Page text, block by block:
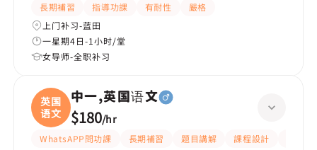
長期補習 指導功課 有耐性
嚴格
上门补习-蓝田
一星期4日-1小时/堂
女导师-全职补习
英国
语文
中一,英国语文
$180/hr
WhatsAPP問功課 長期補習 題目講解 課程設計